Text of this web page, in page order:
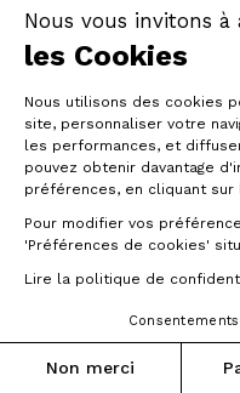
Nous vous invitons à
les Cookies
Nous utilisons des cookies
site, personnaliser votre
les performances, et
pouvez obtenir davantage
préférences, en cliquant sur
Pour modifier vos
'Préférences de cookies'
Lire la politique de
Non merci
05/05/2020